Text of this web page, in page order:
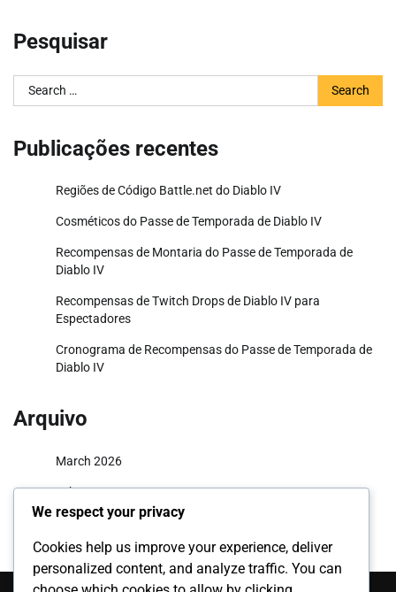
Pesquisar
Search
for:
Publicações recentes
Regiões de Código Battle.net do Diablo IV
Cosméticos do Passe de Temporada de Diablo IV
Recompensas de Montaria do Passe de Temporada de
Diablo IV
Recompensas de Twitch Drops de Diablo IV para
Espectadores
Cronograma de Recompensas do Passe de Temporada de
Diablo IV
Arquivo
March 2026
February 2026
We respect your privacy
Cookies help us improve your experience, deliver
personalized content, and analyze traffic. You can